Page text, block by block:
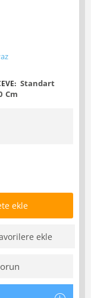
Standart
Cm
ekle
ekle